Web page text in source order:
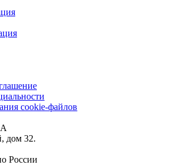
cookie-файлов
дом 32.
России